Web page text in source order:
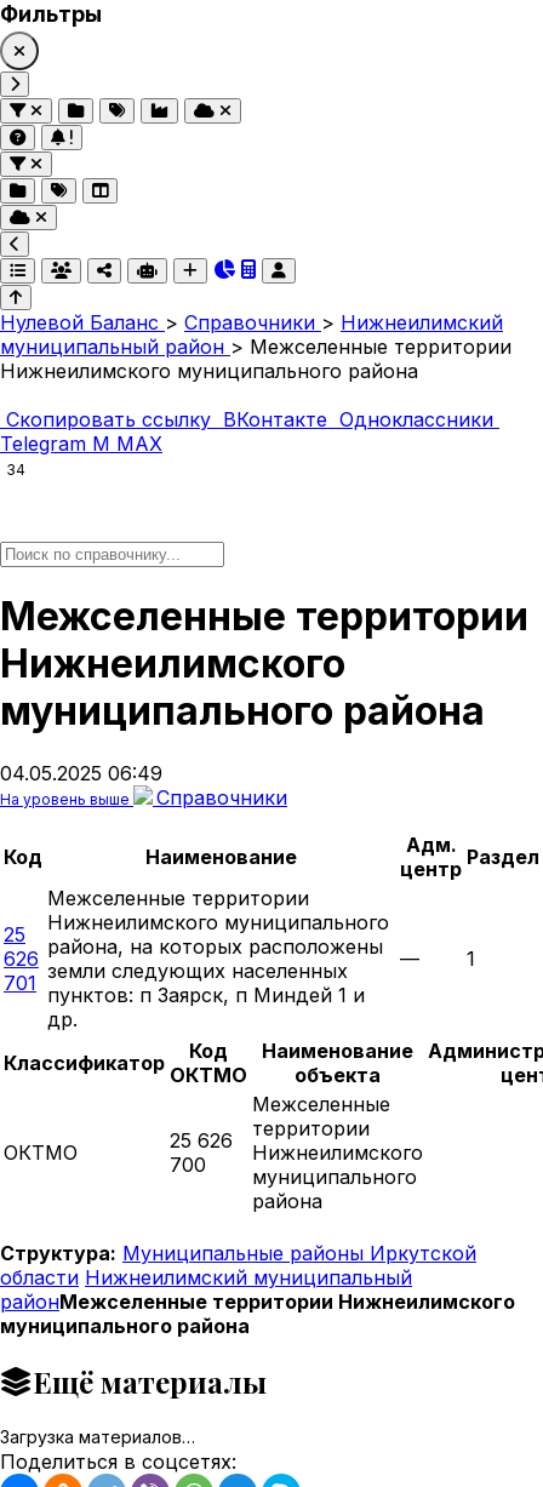
Фильтры
Нулевой Баланс > Справочники > Нижнеилимский
муниципальный район > Межселенные территории
Нижнеилимского муниципального района
Скопировать ссылку ВКонтакте Одноклассники
Telegram M MAX
34
Межселенные территории
Нижнеилимского
муниципального района
04.05.2025 06:49
На уровень выше Справочники
Код Наименование
Адм.
центр Раздел
25
626
701
Межселенные территории
Нижнеилимского муниципального
района, на которых расположены
земли следующих населенных
пунктов: п Заярск, п Миндей 1 и
др.
— 1
Классификатор
Код
ОКТМО
Наименование
объекта
ОКТМО
25 626
700
Межселенные
территории
Нижнеилимского
муниципального
района
Структура: Муниципальные районы Иркутской
области Нижнеилимский муниципальный
районМежселенные территории Нижнеилимского
муниципального района
Ещё материалы
Загрузка материалов…
Поделиться в соцсетях: